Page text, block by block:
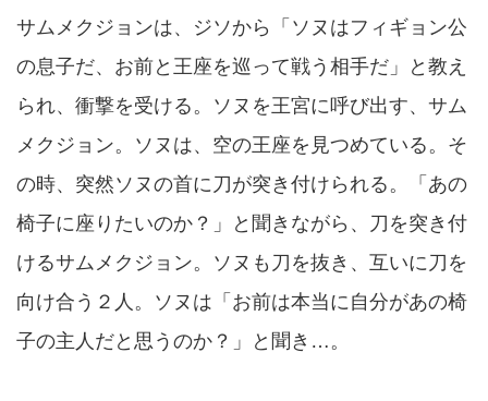
サムメクジョンは、ジソから「ソヌはフィギョン公
の息子だ、お前と王座を巡って戦う相手だ」と教え
られ、衝撃を受ける。ソヌを王宮に呼び出す、サム
メクジョン。ソヌは、空の王座を見つめている。そ
の時、突然ソヌの首に刀が突き付けられる。「あの
椅子に座りたいのか？」と聞きながら、刀を突き付
けるサムメクジョン。ソヌも刀を抜き、互いに刀を
向け合う２人。ソヌは「お前は本当に自分があの椅
子の主人だと思うのか？」と聞き…。